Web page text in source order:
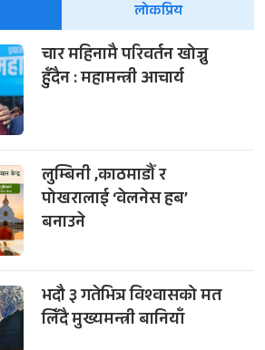
लोकप्रिय
चार महिनामै परिवर्तन खोज्नु
हुँदैन : महामन्त्री आचार्य
लुम्बिनी ,काठमाडौँ र
पोखरालाई ‘वेलनेस हब’
बनाउने
भदौ ३ गतेभित्र विश्वासको मत
लिँदै मुख्यमन्त्री बानियाँ